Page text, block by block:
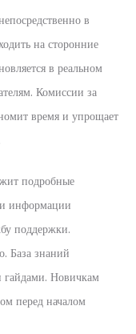
в
на сторонние
в реальном
Комиссии за
время и упрощает
подробные
информации
поддержки.
База знаний
гайдами. Новичкам
перед началом